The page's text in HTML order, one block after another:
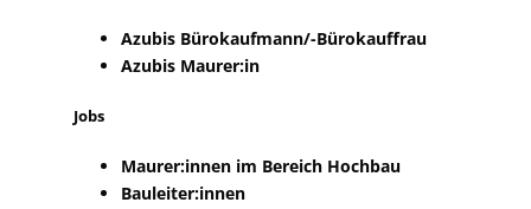
Azu­bis Büro­kauf­man­n/-Büro­kauf­frau
Azu­bis Maurer:in
Jobs
Maurer:innen im Bereich Hochbau
Bauleiter:innen